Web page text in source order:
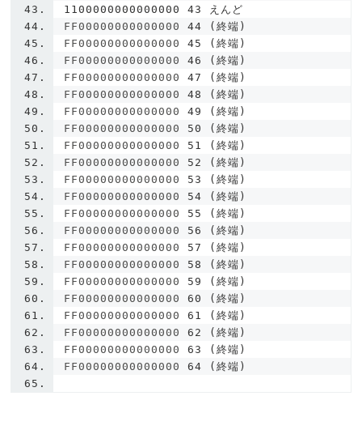
1100000000000000
43
えんど
FF00000000000000 44
(終端)
FF00000000000000 45
(終端)
FF00000000000000 46
(終端)
FF00000000000000 47
(終端)
FF00000000000000 48
(終端)
FF00000000000000 49
(終端)
FF00000000000000 50
(終端)
FF00000000000000 51
(終端)
FF00000000000000 52
(終端)
FF00000000000000 53
(終端)
FF00000000000000 54
(終端)
FF00000000000000 55
(終端)
FF00000000000000 56
(終端)
FF00000000000000 57
(終端)
FF00000000000000 58
(終端)
FF00000000000000 59
(終端)
FF00000000000000 60
(終端)
FF00000000000000 61
(終端)
FF00000000000000 62
(終端)
FF00000000000000 63
(終端)
FF00000000000000 64 (終端)